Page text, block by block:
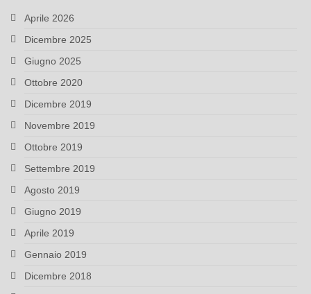
Aprile 2026
Dicembre 2025
Giugno 2025
Ottobre 2020
Dicembre 2019
Novembre 2019
Ottobre 2019
Settembre 2019
Agosto 2019
Giugno 2019
Aprile 2019
Gennaio 2019
Dicembre 2018